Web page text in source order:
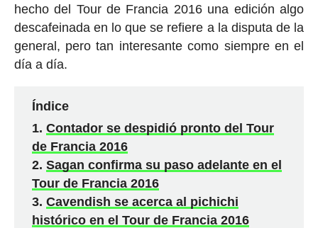
hecho del Tour de Francia 2016 una edición algo
descafeinada en lo que se refiere a la disputa de la
general, pero tan interesante como siempre en el
día a día.
Índice
Contador se despidió pronto del Tour
de Francia 2016
Sagan confirma su paso adelante en el
Tour de Francia 2016
Cavendish se acerca al pichichi
histórico en el Tour de Francia 2016